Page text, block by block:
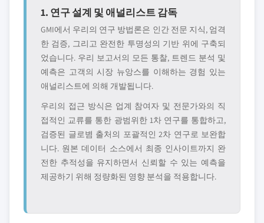
1. 연구 설계 및 애널리스트 감독
GMI에서 우리의 연구 방법론은 인간 전문 지식, 엄격
한 검증, 그리고 완전한 투명성의 기반 위에 구축되
었습니다. 우리 보고서의 모든 통찰, 트렌드 분석 및
예측은 고객의 시장 뉴앙스를 이해하는 경험 있는
애널리스트에 의해 개발됩니다.
우리의 접근 방식은 업계 참여자 및 전문가와의 직
접적인 교류를 통한 광범위한 1차 연구를 통합하고,
검증된 글로볌 출처의 포괄적인 2차 연구로 보완합
니다. 원본 데이터 소스에서 최종 인사이트까지 완
전한 추적성을 유지하면서 신뢰할 수 있는 예측을
제공하기 위해 정량화된 영향 분석을 적용합니다.